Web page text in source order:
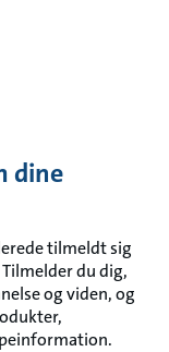
dine
tilmeldt sig
du dig,
og viden, og